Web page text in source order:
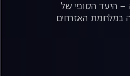
– היעד הסופי של
במלחמת האזרחים